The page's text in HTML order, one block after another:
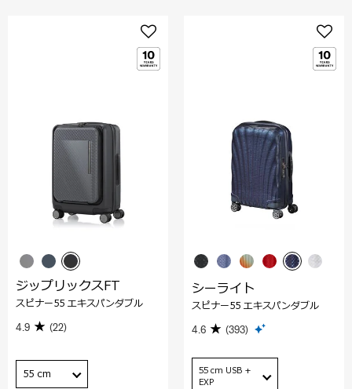
ジップリックスFT
スピナー55 エキスパンダブル
4.9 (22)
55 cm
シーライト
スピナー55 エキスパンダブル
4.6 (393)
55 cm USB +
EXP